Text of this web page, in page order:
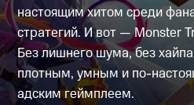
настоящим хитом среди
стратегий. И вот — Monster
Без лишнего шума, без
плотным, умным и по-
адским геймплеем.